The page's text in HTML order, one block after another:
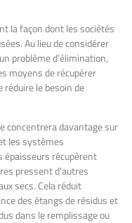
la façon dont les sociétés
Au lieu de considérer
problème d’élimination,
moyens de récupérer
réduire le besoin de
concentrera davantage sur
les systèmes
récupèrent
pressent d'autres
secs. Cela réduit
des étangs de résidus et
dans le remplissage ou